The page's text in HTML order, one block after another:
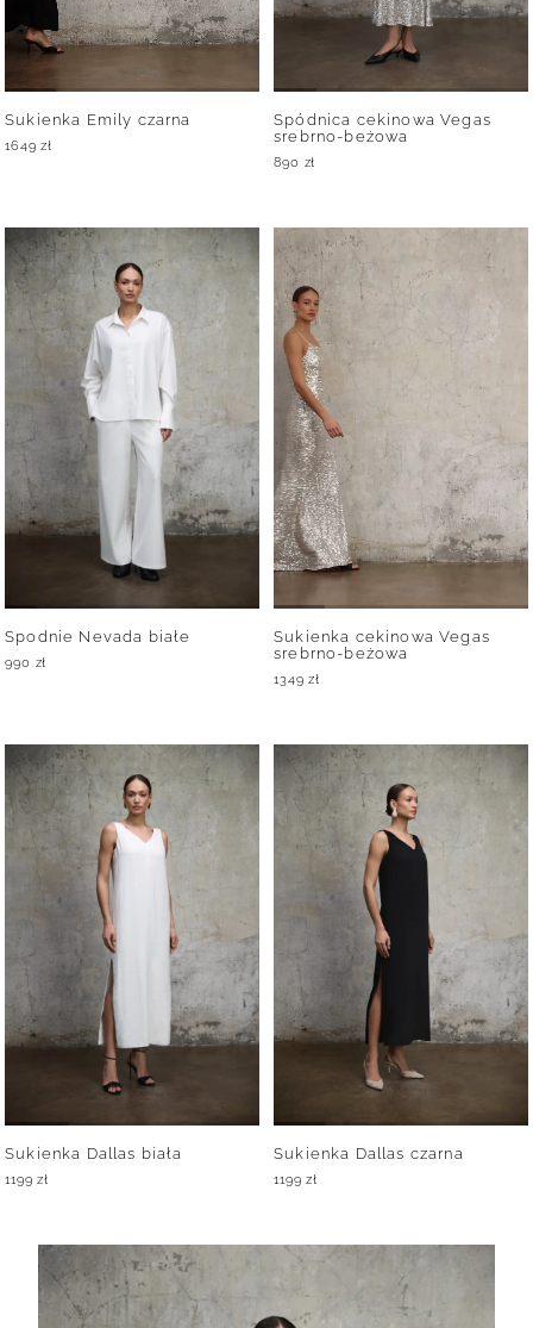
Sukienka Emily czarna
1649zł
Spódnica cekinowa Vegas
srebrno-beżowa
890 zł
Spodnie Nevada białe
990 zł
Sukienka cekinowa Vegas
srebrno-beżowa
1349zł
Sukienka Dallas biała
1199zł
Sukienka Dallas czarna
1199zł